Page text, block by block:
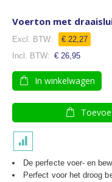
Voerton met
€ 22,27
€ 26,95
In winkelwagen
De perfecte voer- en
Perfect voor het droog